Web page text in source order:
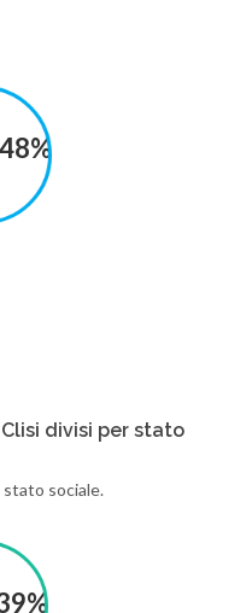
divisi per stato
sociale.